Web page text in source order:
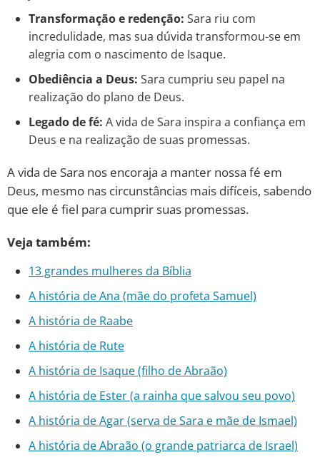
Transformação e redenção: Sara riu com
incredulidade, mas sua dúvida transformou-se em
alegria com o nascimento de Isaque.
Obediência a Deus: Sara cumpriu seu papel na
realização do plano de Deus.
Legado de fé: A vida de Sara inspira a confiança em
Deus e na realização de suas promessas.
A vida de Sara nos encoraja a manter nossa fé em
Deus, mesmo nas circunstâncias mais difíceis, sabendo
que ele é fiel para cumprir suas promessas.
Veja também:
13 grandes mulheres da Bíblia
A história de Ana (mãe do profeta Samuel)
A história de Raabe
A história de Rute
A história de Isaque (filho de Abraão)
A história de Ester (a rainha que salvou seu povo)
A história de Agar (serva de Sara e mãe de Ismael)
A história de Abraão (o grande patriarca de Israel)